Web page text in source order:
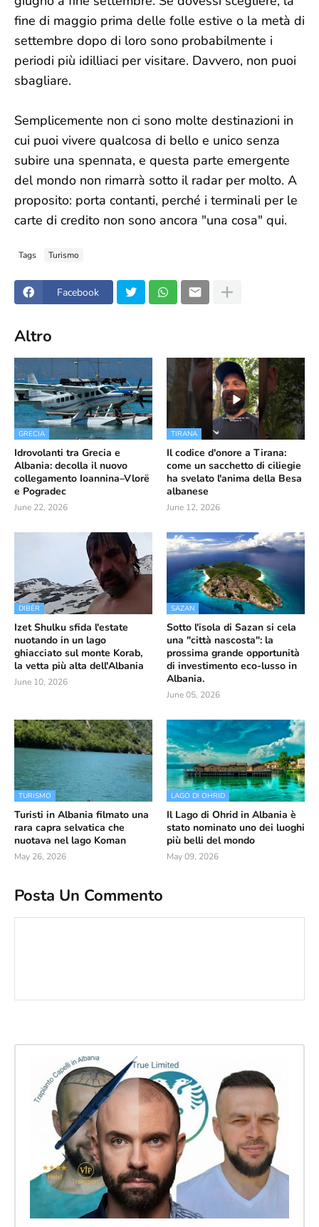
fine di maggio prima delle folle estive o la metà di
settembre dopo di loro sono probabilmente i
periodi più idilliaci per visitare. Davvero, non puoi
sbagliare.
Semplicemente non ci sono molte destinazioni in
cui puoi vivere qualcosa di bello e unico senza
subire una spennata, e questa parte emergente
del mondo non rimarrà sotto il radar per molto. A
proposito: porta contanti, perché i terminali per le
carte di credito non sono ancora "una cosa" qui.
Tags Turismo
Facebook
Altro
GRECIA
Idrovolanti tra Grecia e
Albania: decolla il nuovo
collegamento Ioannina–Vlorë
e Pogradec
June 22, 2026
TIRANA
Il codice d'onore a Tirana:
come un sacchetto di ciliegie
ha svelato l'anima della Besa
albanese
June 12, 2026
DIBËR
Izet Shulku sfida l'estate
nuotando in un lago
ghiacciato sul monte Korab,
la vetta più alta dell'Albania
June 10, 2026
SAZAN
Sotto l'isola di Sazan si cela
una "città nascosta": la
prossima grande opportunità
di investimento eco-lusso in
Albania.
June 05, 2026
TURISMO
Turisti in Albania filmato una
rara capra selvatica che
nuotava nel lago Koman
May 26, 2026
LAGO DI OHRID
Il Lago di Ohrid in Albania è
stato nominato uno dei luoghi
più belli del mondo
May 09, 2026
Posta Un Commento